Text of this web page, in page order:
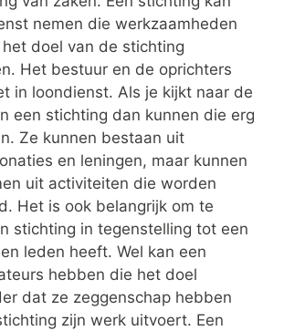
nemen die werkzaamheden
doel van de stichting
Het bestuur en de oprichters
in loondienst. Als je kijkt naar de
een stichting dan kunnen die erg
Ze kunnen bestaan uit
en leningen, maar kunnen
uit activiteiten die worden
Het is ook belangrijk om te
stichting in tegenstelling tot een
leden heeft. Wel kan een
hebben die het doel
dat ze zeggenschap hebben
zijn werk uitvoert. Een